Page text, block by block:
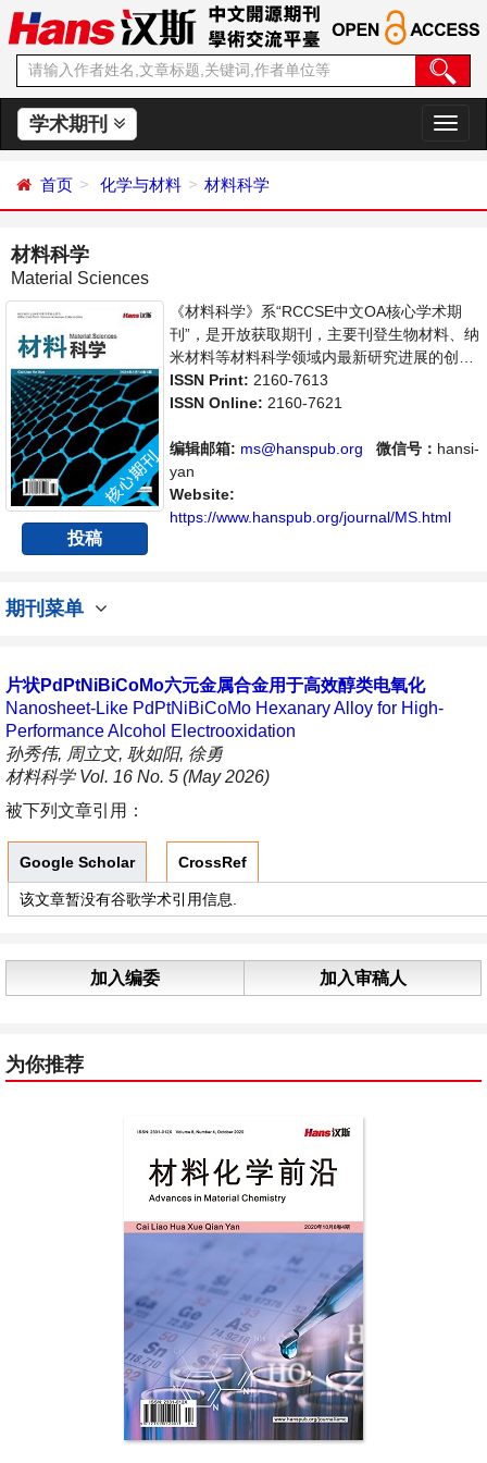
学术期刊
切
换
首页 化学与材料 材料科学
材料科学
Material Sciences
投稿
《材料科学》系“RCCSE中文OA核心学术期
刊”，是开放获取期刊，主要刊登生物材料、纳
米材料等材料科学领域内最新研究进展的创造
性论文和评论性文章。本刊支持思想创新、学
术创新，倡导科学，繁荣学术，集学术性、思
者、科研人员提供一个传播、分享和讨论材料
科学领域内不同方向问题与发展的交流平台。
ISSN Print: 2160-7613
ISSN Online: 2160-7621
编辑邮箱: ms@hanspub.org 微信号： hansi-
yan
Website:
https://www.hanspub.org/journal/MS.html
期刊菜单
片状PdPtNiBiCoMo六元金属合金用于高效醇类电氧化
Nanosheet-Like PdPtNiBiCoMo Hexanary Alloy for High-
Performance Alcohol Electrooxidation
孙秀伟, 周立文, 耿如阳, 徐勇
材料科学 Vol. 16 No. 5 (May 2026)
被下列文章引用：
Google Scholar CrossRef
该文章暂没有谷歌学术引用信息.
加入编委 加入审稿人
为你推荐